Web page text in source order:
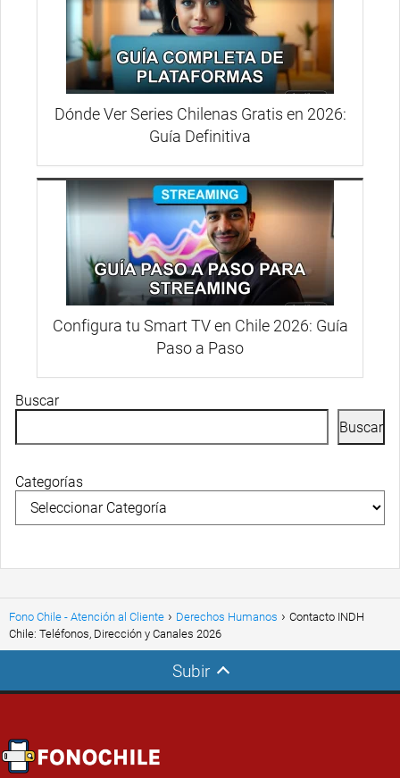
Dónde Ver Series Chilenas Gratis en 2026:
Guía Definitiva
Configura tu Smart TV en Chile 2026: Guía
Paso a Paso
Buscar
Buscar
Categorías
Fono Chile - Atención al Cliente Derechos Humanos
Contacto INDH
Chile: Teléfonos, Dirección y Canales 2026
Subir